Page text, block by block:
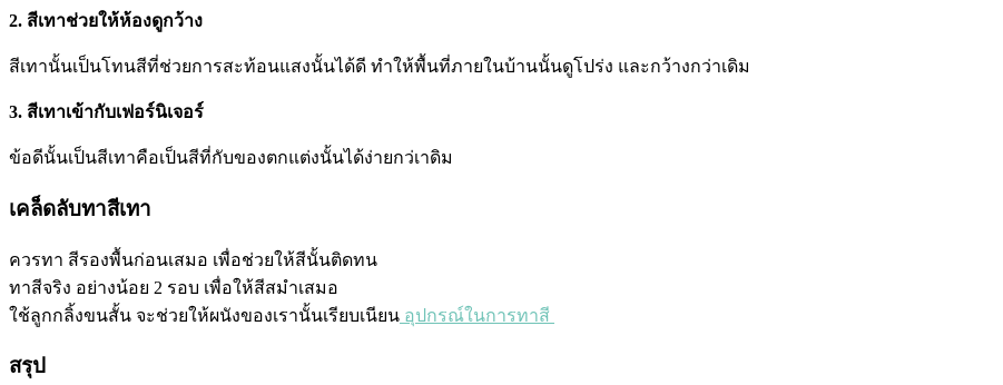
2. สีเทาช่วยให้ห้องดูกว้าง
สีเทานั้นเป็นโทนสีที่ช่วยการสะท้อนแสงนั้นได้ดี ทำให้พื้นที่ภายในบ้านนั้นดูโปร่ง และกว้างกว่าเดิม
3. สีเทาเข้ากับเฟอร์นิเจอร์
ข้อดีนั้นเป็นสีเทาคือเป็นสีที่กับของตกแต่งนั้นได้ง่ายกว่เาดิม
เคล็ดลับทาสีเทา
ควรทา สีรองพื้นก่อนเสมอ เพื่อช่วยให้สีนั้นติดทน
ทาสีจริง อย่างน้อย 2 รอบ เพื่อให้สีสมำเสมอ
ใช้ลูกกลิ้งขนสั้น จะช่วยให้ผนังของเรานั้นเรียบเนียน อุปกรณ์ในการทาสี
สรุป